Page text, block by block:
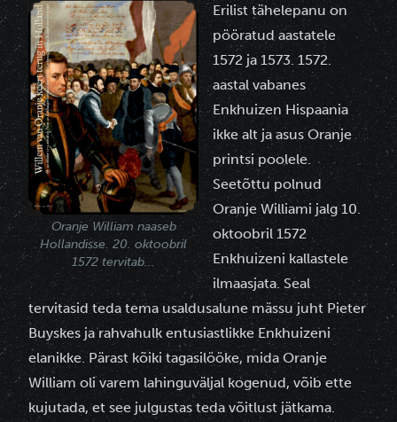
Oranje William naaseb
Hollandisse. 20. oktoobril
1572 tervitab...
Erilist tähelepanu on
pööratud aastatele
1572 ja 1573. 1572.
aastal vabanes
Enkhuizen Hispaania
ikke alt ja asus Oranje
printsi poolele.
Seetõttu polnud
Oranje Williami jalg 10.
oktoobril 1572
Enkhuizeni kallastele
ilmaasjata. Seal
tervitasid teda tema usaldusalune mässu juht Pieter
Buyskes ja rahvahulk entusiastlikke Enkhuizeni
elanikke. Pärast kõiki tagasilööke, mida Oranje
William oli varem lahinguväljal kogenud, võib ette
kujutada, et see julgustas teda võitlust jätkama.